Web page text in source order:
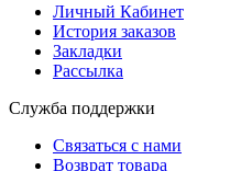
Личный Кабинет
История заказов
Закладки
Рассылка
Служба поддержки
Связаться с нами
Возврат товара